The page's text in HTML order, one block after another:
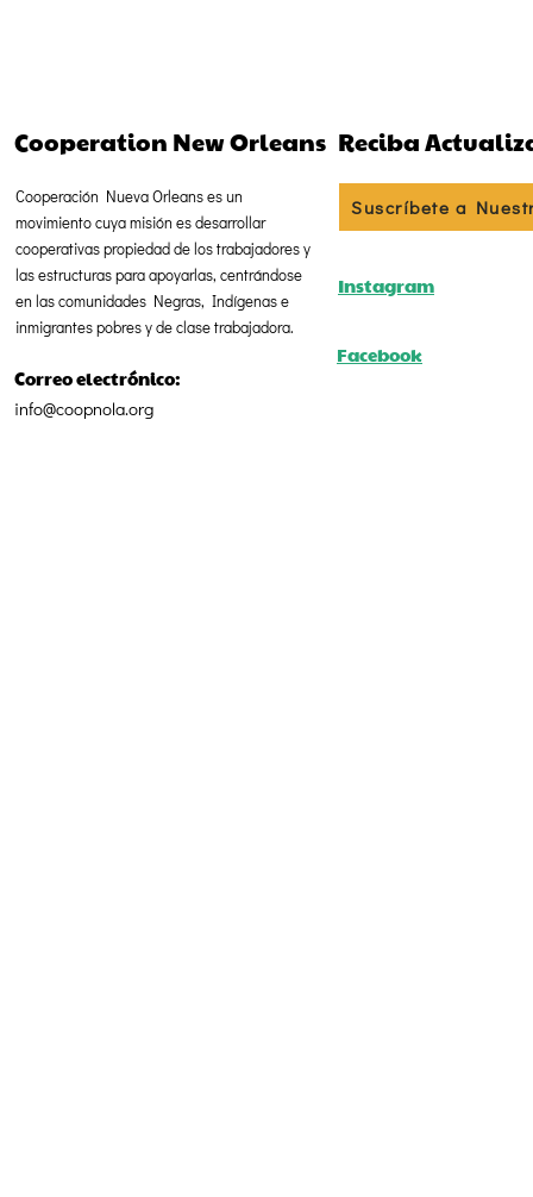
Cooperation New Orleans
Cooperación Nueva Orleans es un
movimiento cuya misión es desarrollar
cooperativas propiedad de los trabajadores y
las estructuras para apoyarlas, centrándose
en las comunidades Negras, Indígenas e
inmigrantes pobres y de clase trabajadora.
Correo electrónico:
info@coopnola.org
Reciba
Suscríbete a
Instagram
Facebook